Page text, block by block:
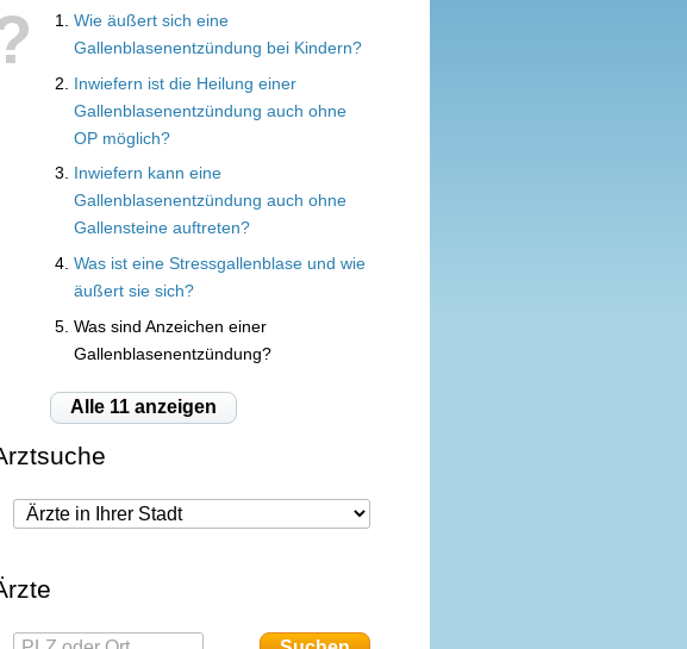
Wie äußert sich eine
Gallenblasenentzündung bei Kindern?
Inwiefern ist die Heilung einer
Gallenblasenentzündung auch ohne
OP möglich?
Inwiefern kann eine
Gallenblasenentzündung auch ohne
Gallensteine auftreten?
Was ist eine Stressgallenblase und wie
äußert sie sich?
Was sind Anzeichen einer
Gallenblasenentzündung?
Alle 11 anzeigen